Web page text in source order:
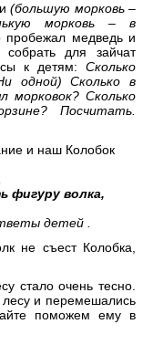
(большую морковь –
морковь – в
медведь и
для зайчат
к детям: Сколько
одной) Сколько в
морковок? Сколько
Посчитать.
и наш Колобок
фигуру волка,
детей
не съест Колобка,
стало очень тесно.
и перемешались
поможем ему в